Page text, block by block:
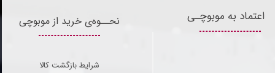
نحــوه‌ی خرید از موبوچی
شرایط بازگشت کالا
اعتماد به موبوچـی